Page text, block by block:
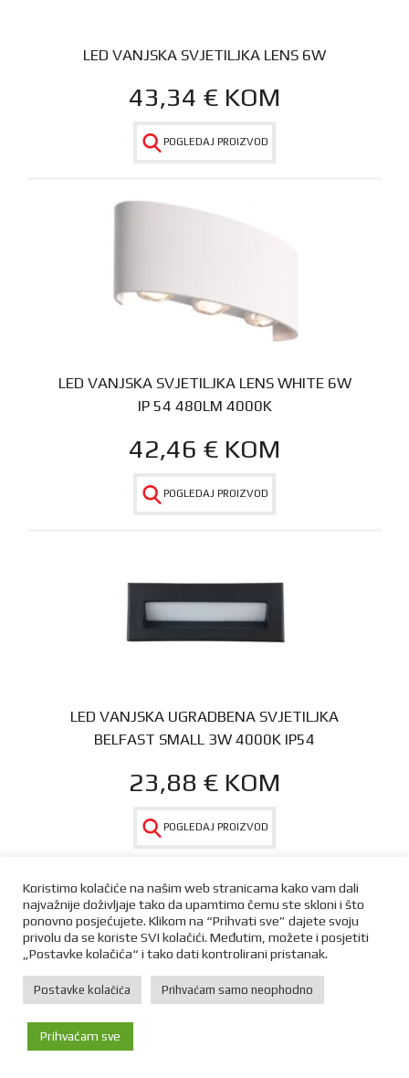
LED VANJSKA SVJETILJKA LENS 6W
43,34 € KOM
POGLEDAJ PROIZVOD
LED VANJSKA SVJETILJKA LENS WHITE 6W
IP 54 480LM 4000K
42,46 € KOM
POGLEDAJ PROIZVOD
LED VANJSKA UGRADBENA SVJETILJKA
BELFAST SMALL 3W 4000K IP54
23,88 € KOM
POGLEDAJ PROIZVOD
LED VANJSKA UGRADBENA SVJETILJKA
Koristimo kolačiće na našim web stranicama kako vam dali
najvažnije doživljaje tako da upamtimo čemu ste skloni i što
ponovno posjećujete. Klikom na “Prihvati sve” dajete svoju
privolu da se koriste SVI kolačići. Međutim, možete i posjetiti
„Postavke kolačića“ i tako dati kontrolirani pristanak.
Postavke kolačića Prihvaćam samo neophodno
Prihvaćam sve